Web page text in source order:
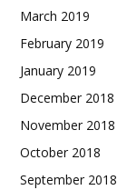
March 2019
February 2019
January 2019
December 2018
November 2018
October 2018
September 2018